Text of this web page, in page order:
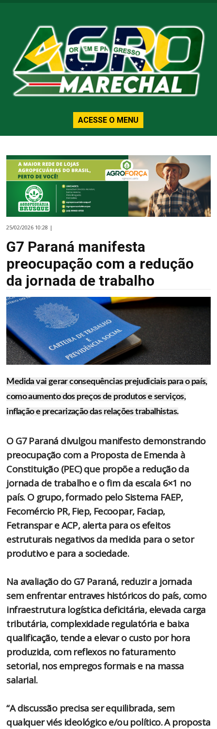
ACESSE O MENU
25/02/2026 10:28 |
G7 Paraná manifesta
preocupação com a redução
da jornada de trabalho
Medida vai gerar consequências prejudiciais para o país,
como aumento dos preços de produtos e serviços,
inflação e precarização das relações trabalhistas.
O G7 Paraná divulgou manifesto demonstrando
preocupação com a Proposta de Emenda à
Constituição (PEC) que propõe a redução da
jornada de trabalho e o fim da escala 6×1 no
país. O grupo, formado pelo Sistema FAEP,
Fecomércio PR, Fiep, Fecoopar, Faciap,
Fetranspar e ACP, alerta para os efeitos
estruturais negativos da medida para o setor
produtivo e para a sociedade.
Na avaliação do G7 Paraná, reduzir a jornada
sem enfrentar entraves históricos do país, como
infraestrutura logística deficitária, elevada carga
tributária, complexidade regulatória e baixa
qualificação, tende a elevar o custo por hora
produzida, com reflexos no faturamento
setorial, nos empregos formais e na massa
salarial.
“A discussão precisa ser equilibrada, sem
qualquer viés ideológico e/ou político. A proposta